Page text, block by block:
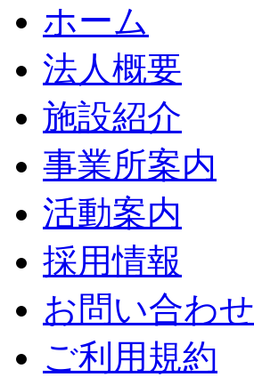
ホーム
法人概要
施設紹介
事業所案内
活動案内
採用情報
お問い合わせ
ご利用規約